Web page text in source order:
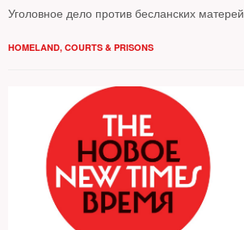
Уголовное дело против бесланских матерей
HOMELAND, COURTS & PRISONS